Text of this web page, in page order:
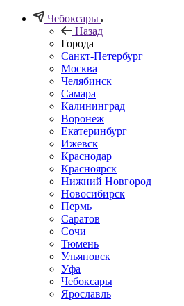
Чебоксары
Назад
Города
Санкт-Петербург
Москва
Челябинск
Самара
Калининград
Воронеж
Екатеринбург
Ижевск
Краснодар
Красноярск
Нижний Новгород
Новосибирск
Пермь
Саратов
Сочи
Тюмень
Ульяновск
Уфа
Чебоксары
Ярославль